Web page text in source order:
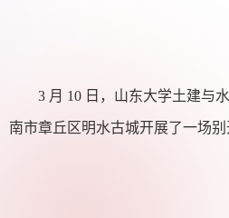
3 月 10 日，山东大学土建与
南市章丘区明水古城开展了一场别